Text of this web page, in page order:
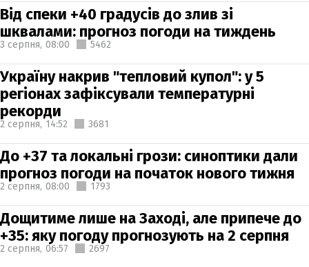
Від спеки +40 градусів до злив зі
шквалами: прогноз погоди на тиждень
3 серпня, 08:00 5462
Україну накрив "тепловий купол": у 5
регіонах зафіксували температурні
рекорди
2 серпня, 14:52 3681
До +37 та локальні грози: синоптики дали
прогноз погоди на початок нового тижня
2 серпня, 08:00 1793
Дощитиме лише на Заході, але припече до
+35: яку погоду прогнозують на 2 серпня
2 серпня, 06:57 2697